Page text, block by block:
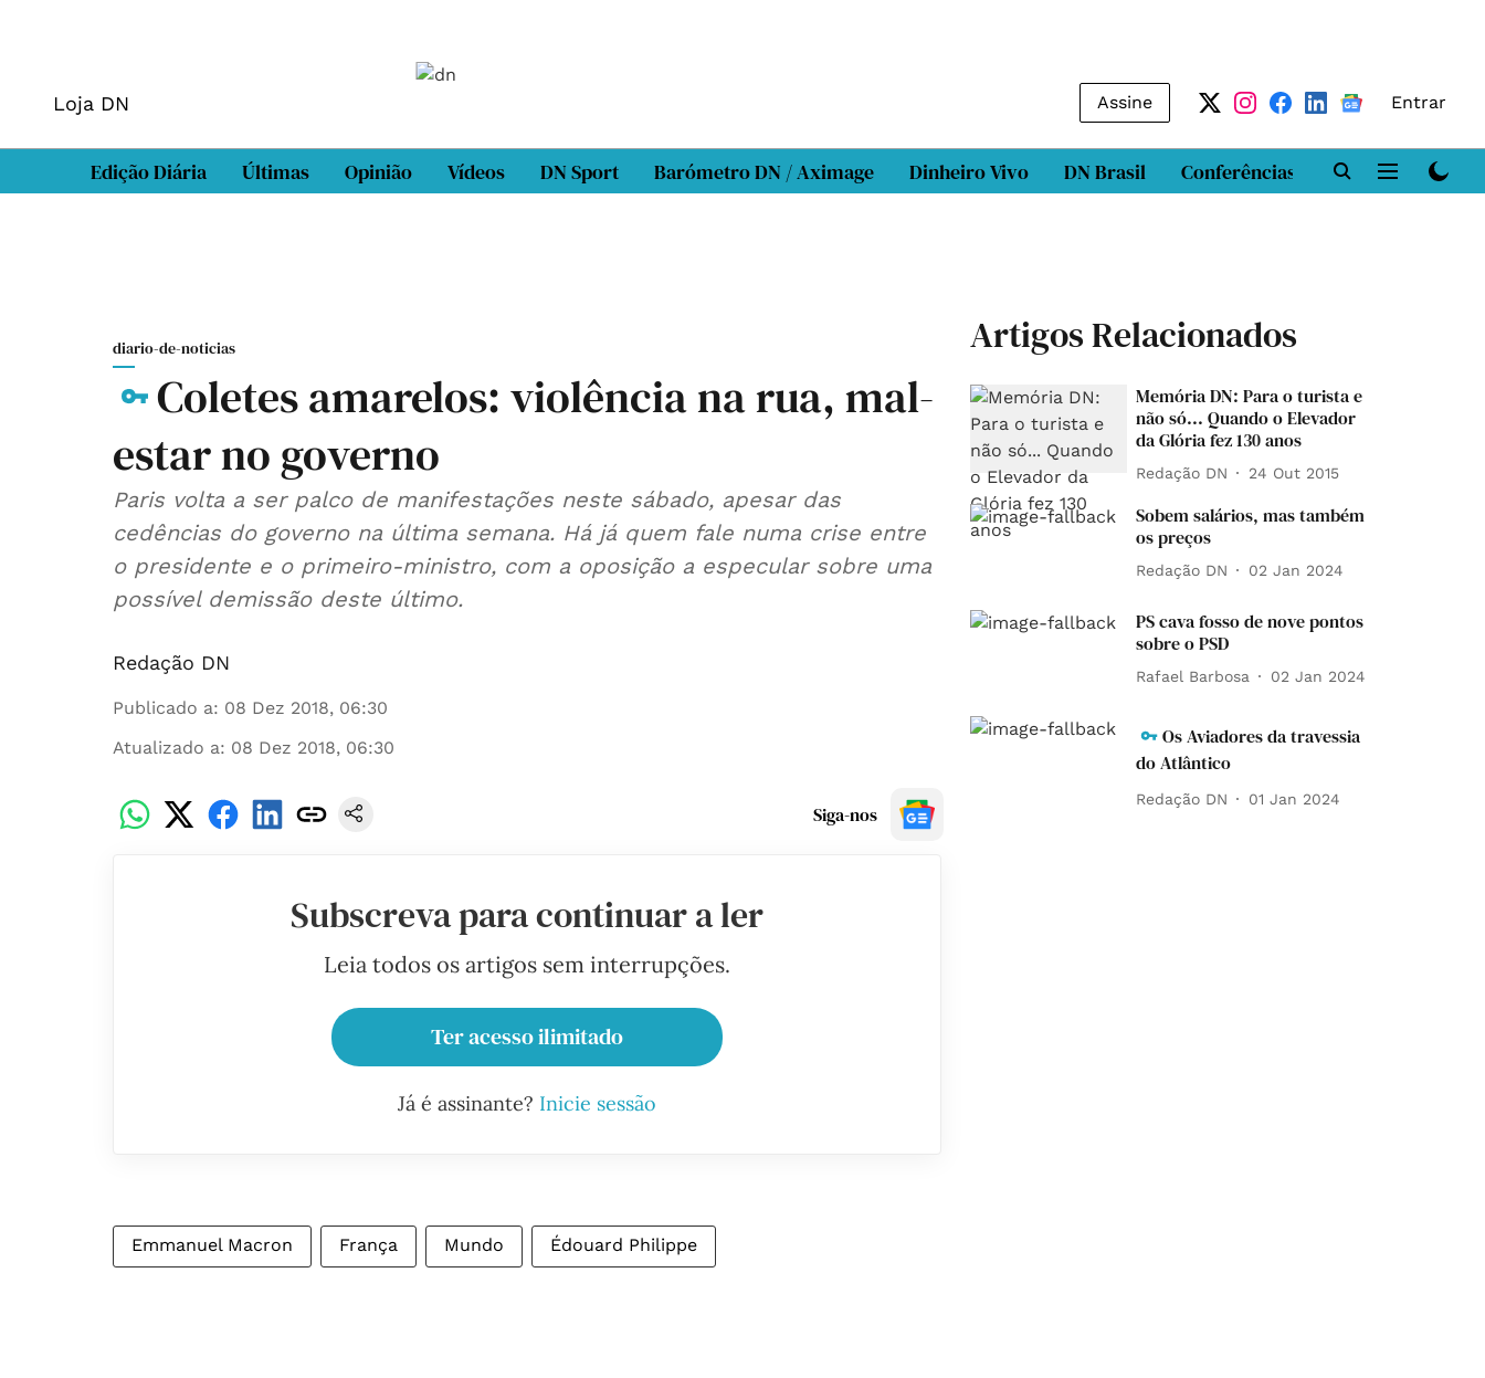
Loja DN Assine Entrar
Edição Diária Últimas Opinião Vídeos DN Sport Barómetro DN / Aximage Dinheiro Vivo DN Brasil Conferências DN LAB
diario-de-noticias
Coletes amarelos: violência na rua, mal-
estar no governo
Paris volta a ser palco de manifestações neste sábado, apesar das
cedências do governo na última semana. Há já quem fale numa crise entre
o presidente e o primeiro-ministro, com a oposição a especular sobre uma
possível demissão deste último.
Redação DN
Publicado a: 08 Dez 2018, 06:30
Atualizado a: 08 Dez 2018, 06:30
Siga-nos
Subscreva para continuar a ler
Leia todos os artigos sem interrupções.
Ter acesso ilimitado
Já é assinante? Inicie sessão
Emmanuel Macron França Mundo Édouard Philippe
Artigos Relacionados
Memória DN: Para o turista e
não só... Quando o Elevador
da Glória fez 130 anos
Redação DN 24 Out 2015
Sobem salários, mas também
os preços
Redação DN 02 Jan 2024
PS cava fosso de nove pontos
sobre o PSD
Rafael Barbosa 02 Jan 2024
Os Aviadores da travessia
do Atlântico
Redação DN 01 Jan 2024